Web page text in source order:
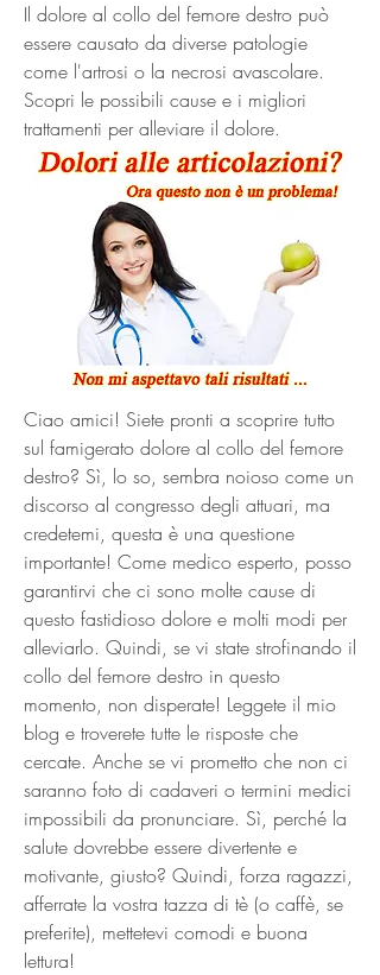
Il dolore al collo del femore destro può
essere causato da diverse patologie
come l'artrosi o la necrosi avascolare.
Scopri le possibili cause e i migliori
trattamenti per alleviare il dolore.
Ciao amici! Siete pronti a scoprire tutto
sul famigerato dolore al collo del femore
destro? Sì, lo so, sembra noioso come un
discorso al congresso degli attuari, ma
credetemi, questa è una questione
importante! Come medico esperto, posso
garantirvi che ci sono molte cause di
questo fastidioso dolore e molti modi per
alleviarlo. Quindi, se vi state strofinando il
collo del femore destro in questo
momento, non disperate! Leggete il mio
blog e troverete tutte le risposte che
cercate. Anche se vi prometto che non ci
saranno foto di cadaveri o termini medici
impossibili da pronunciare. Sì, perché la
salute dovrebbe essere divertente e
motivante, giusto? Quindi, forza ragazzi,
afferrate la vostra tazza di tè (o caffè, se
preferite), mettetevi comodi e buona
lettura!